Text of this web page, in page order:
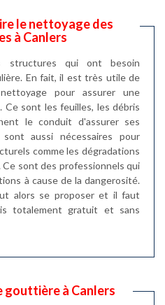
le nettoyage des
à Canlers
structures qui ont besoin
En fait, il est très utile de
pour assurer une
Ce sont les feuilles, les débris
le conduit d'assurer ses
aussi nécessaires pour
comme les dégradations
Ce sont des professionnels qui
à cause de la dangerosité.
alors se proposer et il faut
totalement gratuit et sans
gouttière à Canlers